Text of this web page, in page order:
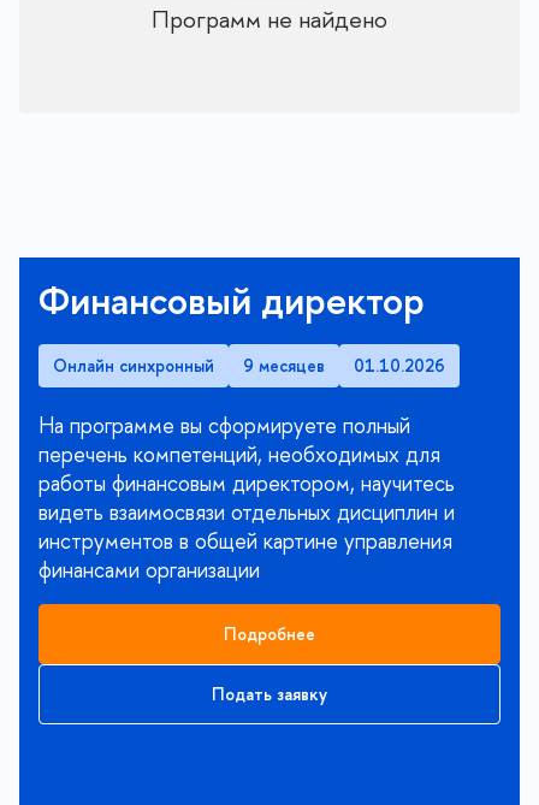
Программ не найдено
Финансовый директор
Онлайн синхронный 9 месяцев 01.10.2026
На программе вы сформируете полный
перечень компетенций, необходимых для
работы финансовым директором, научитесь
видеть взаимосвязи отдельных дисциплин и
инструментов в общей картине управления
финансами организации
Подробнее
Подать заявку